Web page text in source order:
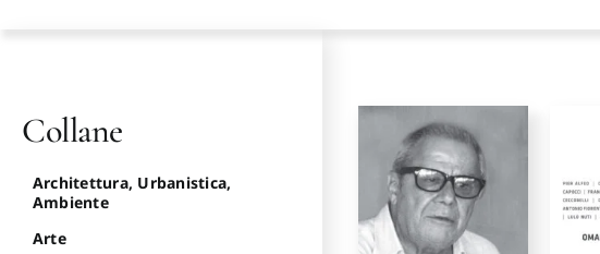
Collane
Architettura, Urbanistica,
Ambiente
Arte